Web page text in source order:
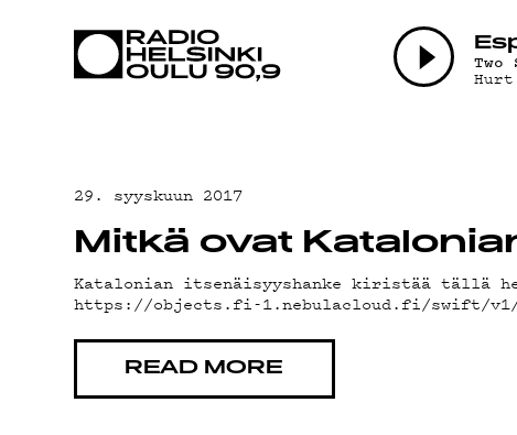
Two
Hurt
TEKIJÄT
ON-DEMAND
PODCAST
29. syyskuun 2017
Mitkä ovat
Katalonian itsenäisyyshanke kiristää tällä
https://objects.fi-1.nebulacloud.fi/swift/v1/
READ MORE